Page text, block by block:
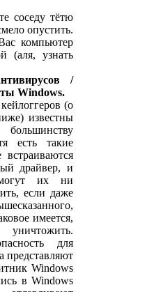
соседу тётю
опустить.
компьютер
(аля, узнать
/
Windows.
(о
известны
есть такие
встраиваются
драйвер, и
их ни
если даже
имеется,
уничтожить.
для
Windows
в Windows